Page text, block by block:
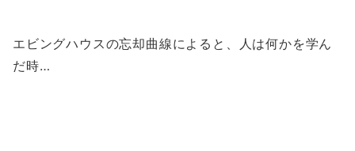
エビングハウスの忘却曲線によると、人は何かを学ん
だ時…